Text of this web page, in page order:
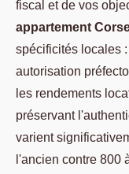
fiscal et de vos
appartement
spécificités locales
autorisation
les rendements
préservant
varient
l'ancien contre 800